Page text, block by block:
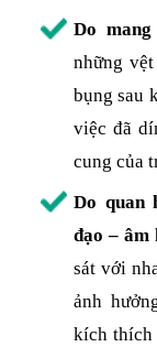
Do
những
bụng sau
việc đã
cung của
Do quan
đạo – âm
sát với
ảnh
kích thích